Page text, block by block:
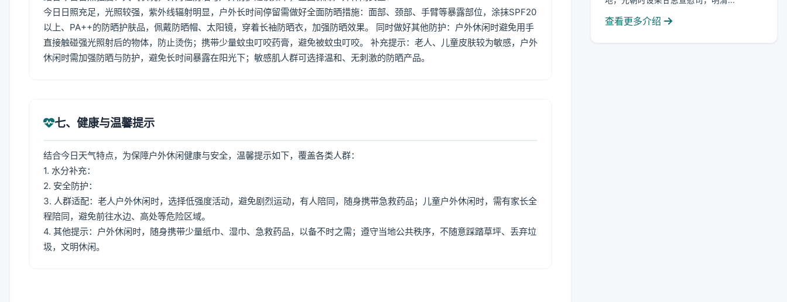
今日日照充足，光照较强，紫外线辐射明显，户外长时间停留需做好全面防晒措施：面部、颈部、手臂等暴露部位，涂抹SPF20
以上、PA++的防晒护肤品，佩戴防晒帽、太阳镜，穿着长袖防晒衣，加强防晒效果。 同时做好其他防护：户外休闲时避免用手
直接触碰强光照射后的物体，防止烫伤；携带少量蚊虫叮咬药膏，避免被蚊虫叮咬。 补充提示：老人、儿童皮肤较为敏感，户外
休闲时需加强防晒与防护，避免长时间暴露在阳光下；敏感肌人群可选择温和、无刺激的防晒产品。
七、健康与温馨提示
结合今日天气特点，为保障户外休闲健康与安全，温馨提示如下，覆盖各类人群：
1. 水分补充：
2. 安全防护：
3. 人群适配：老人户外休闲时，选择低强度活动，避免剧烈运动，有人陪同，随身携带急救药品；儿童户外休闲时，需有家长全
程陪同，避免前往水边、高处等危险区域。
4. 其他提示：户外休闲时，随身携带少量纸巾、湿巾、急救药品，以备不时之需；遵守当地公共秩序，不随意踩踏草坪、丢弃垃
圾，文明休闲。
查看更多介绍